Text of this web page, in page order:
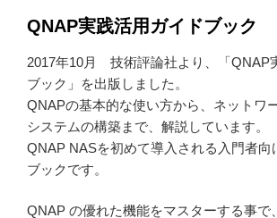
QNAP実践活用ガイドブック
2017年10月 技術評論社より、「QNAP
ブック」を出版しました。
QNAPの基本的な使い方から、ネットワ
システムの構築まで、解説しています。
QNAP NASを初めて導入される入門者向
ブックです。
QNAP の優れた機能をマスターする事で